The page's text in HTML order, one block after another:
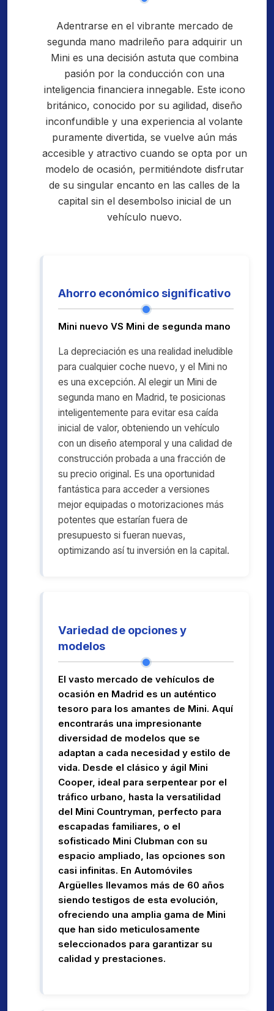
Adentrarse en el vibrante mercado de
segunda mano madrileño para adquirir un
Mini es una decisión astuta que combina
pasión por la conducción con una
inteligencia financiera innegable. Este icono
británico, conocido por su agilidad, diseño
inconfundible y una experiencia al volante
puramente divertida, se vuelve aún más
accesible y atractivo cuando se opta por un
modelo de ocasión, permitiéndote disfrutar
de su singular encanto en las calles de la
capital sin el desembolso inicial de un
vehículo nuevo.
Ahorro económico significativo
Mini nuevo VS Mini de segunda mano
La depreciación es una realidad ineludible
para cualquier coche nuevo, y el Mini no
es una excepción. Al elegir un Mini de
segunda mano en Madrid, te posicionas
inteligentemente para evitar esa caída
inicial de valor, obteniendo un vehículo
con un diseño atemporal y una calidad de
construcción probada a una fracción de
su precio original. Es una oportunidad
fantástica para acceder a versiones
mejor equipadas o motorizaciones más
potentes que estarían fuera de
presupuesto si fueran nuevas,
optimizando así tu inversión en la capital.
Variedad de opciones y
modelos
El vasto mercado de vehículos de
ocasión en Madrid es un auténtico
tesoro para los amantes de Mini. Aquí
encontrarás una impresionante
diversidad de modelos que se
adaptan a cada necesidad y estilo de
vida. Desde el clásico y ágil Mini
Cooper, ideal para serpentear por el
tráfico urbano, hasta la versatilidad
del Mini Countryman, perfecto para
escapadas familiares, o el
sofisticado Mini Clubman con su
espacio ampliado, las opciones son
casi infinitas. En Automóviles
Argüelles llevamos más de 60 años
siendo testigos de esta evolución,
ofreciendo una amplia gama de Mini
que han sido meticulosamente
seleccionados para garantizar su
calidad y prestaciones.